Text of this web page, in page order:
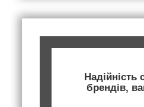
Надійність
брендів,